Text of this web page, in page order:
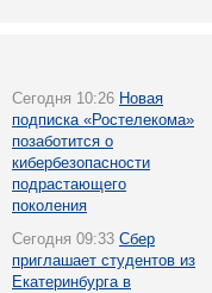
Сегодня 10:26 Новая
подписка «Ростелекома»
позаботится о
кибербезопасности
подрастающего
поколения
Сегодня 09:33 Сбер
приглашает студентов из
Екатеринбурга в